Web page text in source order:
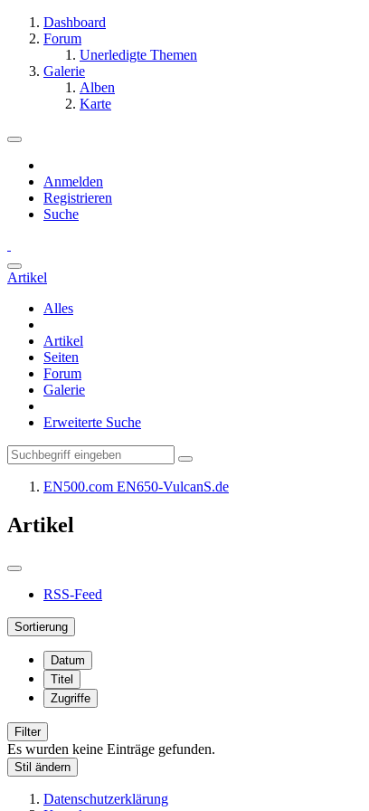
Dashboard
Forum
Unerledigte Themen
Galerie
Alben
Karte
Anmelden
Registrieren
Suche
Artikel
Alles
Artikel
Seiten
Forum
Galerie
Erweiterte Suche
EN500.com EN650-VulcanS.de
Artikel
RSS-Feed
Sortierung
Datum
Titel
Zugriffe
Filter
Es wurden keine Einträge gefunden.
Stil ändern
Datenschutzerklärung